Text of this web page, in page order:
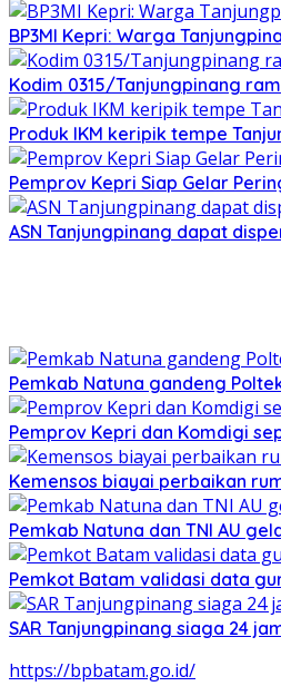
BP3MI Kepri: Warga
Kodim 0315/Tanjungpinang
Produk IKM keripik tempe
Pemprov Kepri Siap Gelar
ASN Tanjungpinang dapat
Pemkab Natuna gandeng
Pemprov Kepri dan Komdigi
Kemensos biayai perbaikan
Pemkab Natuna dan TNI AU
Pemkot Batam validasi data
SAR Tanjungpinang siaga 24
https://bpbatam.go.id/